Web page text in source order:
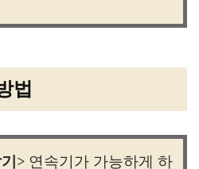
법
> 연속기가 가능하게 하